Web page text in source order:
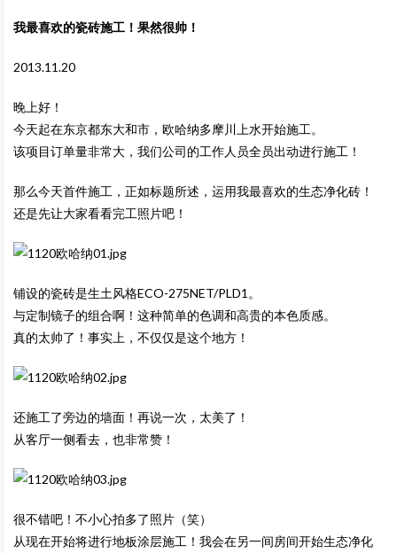
我最喜欢的瓷砖施工！果然很帅！
2013.11.20
晚上好！
今天起在东京都东大和市，欧哈纳多摩川上水开始施工。
该项目订单量非常大，我们公司的工作人员全员出动进行施工！
那么今天首件施工，正如标题所述，运用我最喜欢的生态净化砖！
还是先让大家看看完工照片吧！
铺设的瓷砖是生土风格ECO-275NET/PLD1。
与定制镜子的组合啊！这种简单的色调和高贵的本色质感。
真的太帅了！事实上，不仅仅是这个地方！
还施工了旁边的墙面！再说一次，太美了！
从客厅一侧看去，也非常赞！
很不错吧！不小心拍多了照片（笑）
从现在开始将进行地板涂层施工！我会在另一间房间开始生态净化